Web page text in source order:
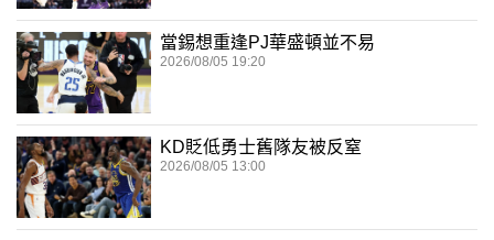
當錫想重逢PJ華盛頓並不易
2026/08/05 19:20
KD貶低勇士舊隊友被反窒
2026/08/05 13:00